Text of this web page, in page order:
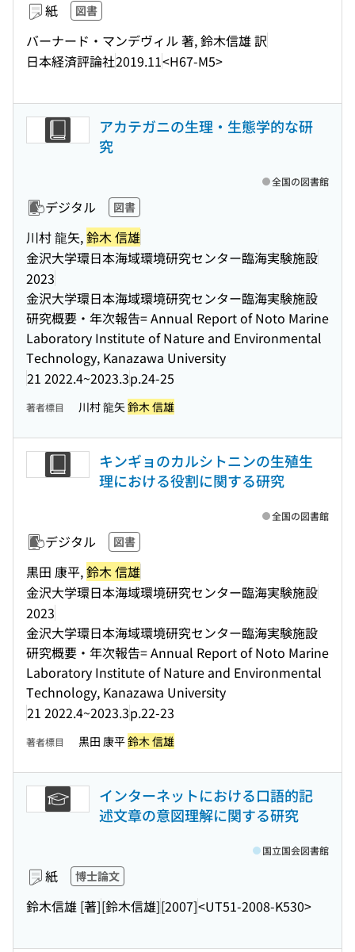
紙 図書
バーナード・マンデヴィル 著, 鈴木信雄 訳
日本経済評論社2019.11<H67-M5>
アカテガニの生理・生態学的な研
究
デジタル 図書
川村 龍矢,鈴木 信雄
金沢大学環日本海域環境研究センター臨海実験施設
2023
金沢大学環日本海域環境研究センター臨海実験施設
研究概要・年次報告= Annual Report of Noto Marine
Laboratory Institute of Nature and Environmental
Technology, Kanazawa University
21 2022.4~2023.3p.24-25
全国の図書館
著者標目 川村 龍矢鈴木 信雄
キンギョのカルシトニンの生殖生
理における役割に関する研究
デジタル 図書
黒田 康平,鈴木 信雄
金沢大学環日本海域環境研究センター臨海実験施設
2023
金沢大学環日本海域環境研究センター臨海実験施設
研究概要・年次報告= Annual Report of Noto Marine
Laboratory Institute of Nature and Environmental
Technology, Kanazawa University
21 2022.4~2023.3p.22-23
全国の図書館
著者標目 黒田 康平鈴木 信雄
インターネットにおける口語的記
述文章の意図理解に関する研究
紙 博士論文
鈴木信雄 [著][鈴木信雄][2007]<UT51-2008-K530>
国立国会図書館